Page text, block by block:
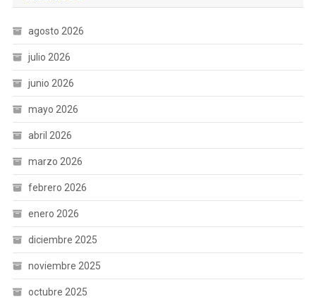
agosto 2026
julio 2026
junio 2026
mayo 2026
abril 2026
marzo 2026
febrero 2026
enero 2026
diciembre 2025
noviembre 2025
octubre 2025